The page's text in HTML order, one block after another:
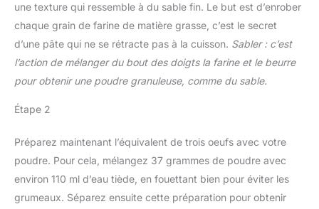
une texture qui ressemble à du sable fin. Le but est d’enrober
chaque grain de farine de matière grasse, c’est le secret
d’une pâte qui ne se rétracte pas à la cuisson. Sabler : c’est
l’action de mélanger du bout des doigts la farine et le beurre
pour obtenir une poudre granuleuse, comme du sable.
Étape 2
Préparez maintenant l’équivalent de trois oeufs avec votre
poudre. Pour cela, mélangez 37 grammes de poudre avec
environ 110 ml d’eau tiède, en fouettant bien pour éviter les
grumeaux. Séparez ensuite cette préparation pour obtenir